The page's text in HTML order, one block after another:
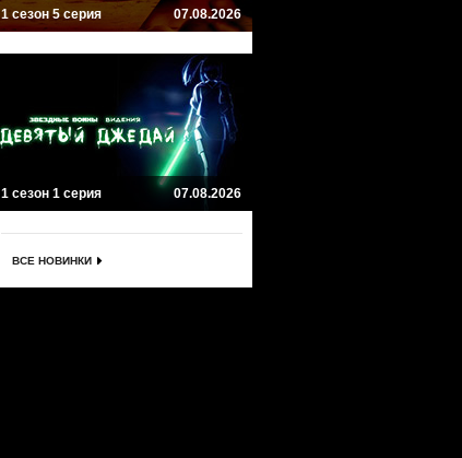
1 сезон 5 серия 07.08.2026
1 сезон 1 серия 07.08.2026
ВСЕ НОВИНКИ